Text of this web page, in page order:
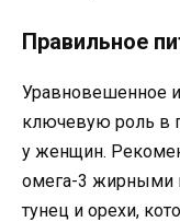
Правильное
Уравновешенное и
ключевую роль в
у женщин.
омега-3 жирными
тунец и орехи,